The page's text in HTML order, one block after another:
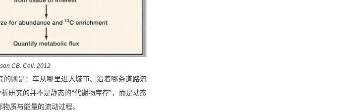
CB. Cell. 2012
的则是：车从哪里进入城市、沿着哪条道路流
研究的并不是静态的“代谢物库存”，而是动态
质与能量的流动过程。